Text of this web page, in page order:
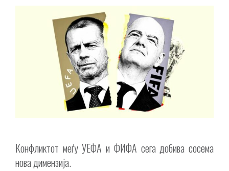
Конфликтот меѓу УЕФА и ФИФА сега добива сосема
нова димензија.